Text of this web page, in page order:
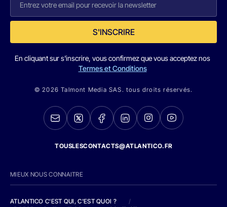
S'INSCRIRE
En cliquant sur s'inscrire, vous confirmez que vous acceptez nos
Termes et Conditions
© 2026 Talmont Media SAS. tous droits réservés.
TOUSLESCONTACTS@ATLANTICO.FR
MIEUX NOUS CONNAITRE
ATLANTICO C'EST QUI, C'EST QUOI ?
/